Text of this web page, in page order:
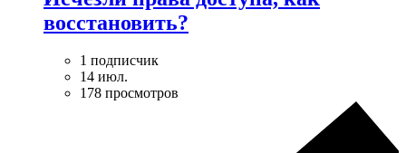
восстановить?
1 подписчик
14 июл.
178 просмотров